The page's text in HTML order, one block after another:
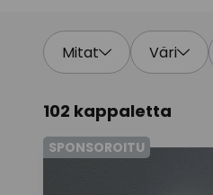
Mitat Väri
102 kappaletta
SPONSOROITU